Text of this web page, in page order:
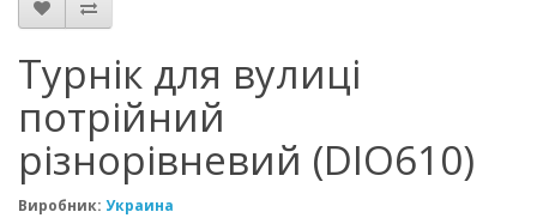
Турнік для вулиці
потрійний
різнорівневий (DIO610)
Виробник: Украина